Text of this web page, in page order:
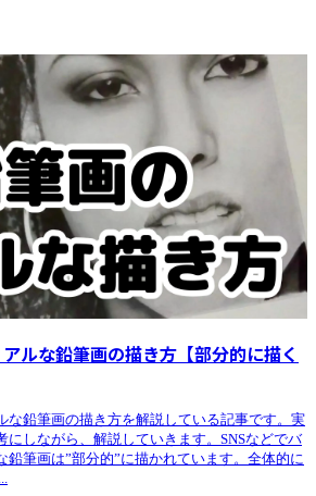
ルな鉛筆画の描き方【部分的に描く
な鉛筆画の描き方を解説している記事です。実
にしながら、解説していきます。SNSなどでバ
鉛筆画は”部分的”に描かれています。全体的に